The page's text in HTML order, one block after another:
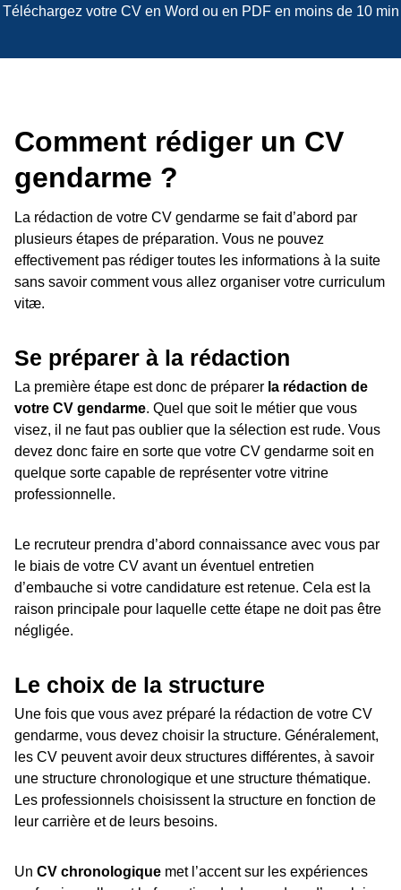
Téléchargez votre CV en Word ou en PDF en moins de 10 min
Comment rédiger un CV
gendarme ?
La rédaction de votre CV gendarme se fait d’abord par
plusieurs étapes de préparation. Vous ne pouvez
effectivement pas rédiger toutes les informations à la suite
sans savoir comment vous allez organiser votre curriculum
vitæ.
Se préparer à la rédaction
La première étape est donc de préparer la rédaction de
votre CV gendarme. Quel que soit le métier que vous
visez, il ne faut pas oublier que la sélection est rude. Vous
devez donc faire en sorte que votre CV gendarme soit en
quelque sorte capable de représenter votre vitrine
professionnelle.
Le recruteur prendra d’abord connaissance avec vous par
le biais de votre CV avant un éventuel entretien
d’embauche si votre candidature est retenue. Cela est la
raison principale pour laquelle cette étape ne doit pas être
négligée.
Le choix de la structure
Une fois que vous avez préparé la rédaction de votre CV
gendarme, vous devez choisir la structure. Généralement,
les CV peuvent avoir deux structures différentes, à savoir
une structure chronologique et une structure thématique.
Les professionnels choisissent la structure en fonction de
leur carrière et de leurs besoins.
Un CV chronologique met l’accent sur les expériences